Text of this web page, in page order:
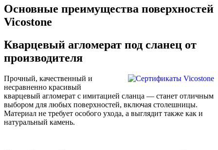
Основные преимущества поверхностей
Vicostone
Кварцевый агломерат под сланец от
производителя
Прочный, качественный и
несравненно красивый
кварцевый агломерат с имитацией сланца — станет отличным
выбором для любых поверхностей, включая столешницы.
Материал не требует особого ухода, а выглядит также как и
натуральный камень.